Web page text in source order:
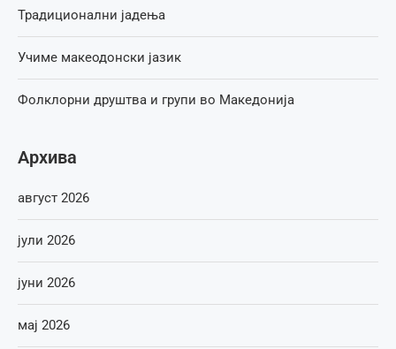
Традиционални јадења
Учиме макеодонски јазик
Фолклорни друштва и групи во Македонија
Архива
август 2026
јули 2026
јуни 2026
мај 2026